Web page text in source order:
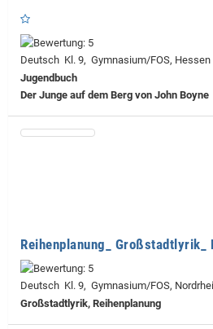
Deutsch Kl. 9, Gymnasium/FOS, Hessen
Jugendbuch
Der Junge auf dem Berg von John Boyne
Reihenplanung_ Großstadtlyrik_
Deutsch Kl. 9, Gymnasium/FOS,
Großstadtlyrik, Reihenplanung